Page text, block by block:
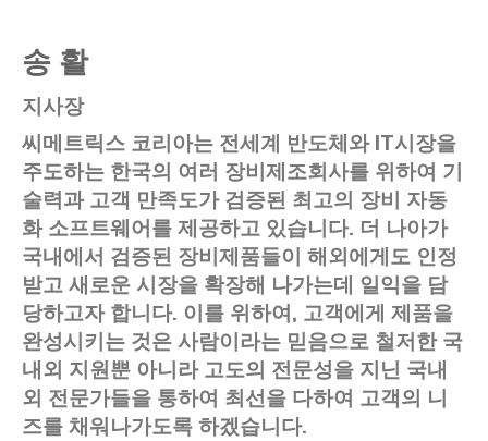
송 활
지사장
씨메트릭스 코리아는 전세계 반도체와 IT시장을
주도하는 한국의 여러 장비제조회사를 위하여 기
술력과 고객 만족도가 검증된 최고의 장비 자동
화 소프트웨어를 제공하고 있습니다. 더 나아가
국내에서 검증된 장비제품들이 해외에게도 인정
받고 새로운 시장을 확장해 나가는데 일익을 담
당하고자 합니다. 이를 위하여, 고객에게 제품을
완성시키는 것은 사람이라는 믿음으로 철저한 국
내외 지원뿐 아니라 고도의 전문성을 지닌 국내
외 전문가들을 통하여 최선을 다하여 고객의 니
즈를 채워나가도록 하겠습니다.